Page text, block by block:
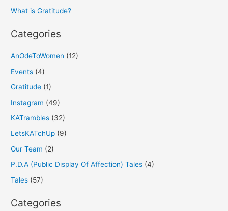
What is Gratitude?
Categories
AnOdeToWomen (12)
Events (4)
Gratitude (1)
Instagram (49)
KATrambles (32)
LetsKATchUp (9)
Our Team (2)
P.D.A (Public Display Of Affection) Tales (4)
Tales (57)
Categories